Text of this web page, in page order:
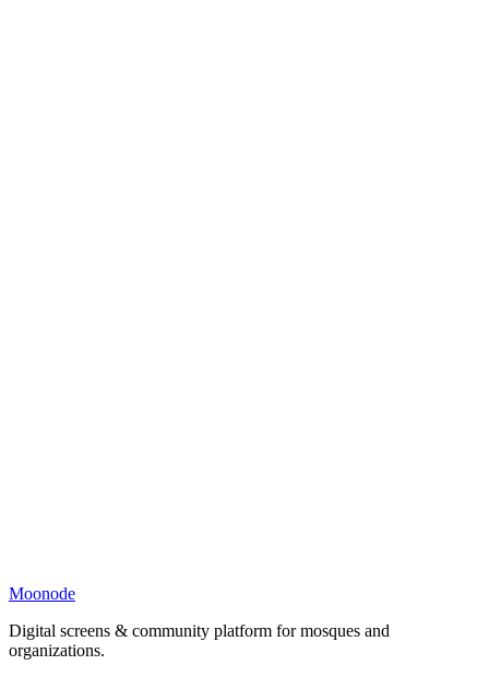
Moonode
Digital screens & community platform for mosques and
organizations.